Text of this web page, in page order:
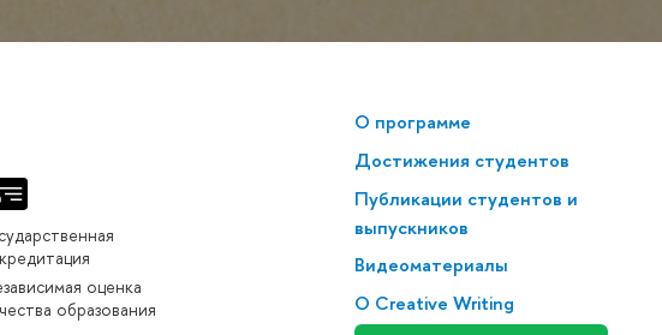
О программе
Достижения студентов
Публикации студентов и
выпускников
Видеоматериалы
О Creative Writing
оценка
образования